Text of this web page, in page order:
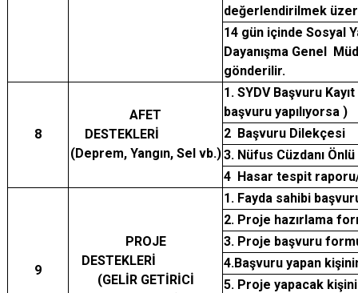
değerlendirilmek
14 gün içinde Sosyal
Dayanışma Genel
gönderilir.
8
AFET
DESTEKLERİ
(Deprem, Yangın, Sel vb.)
1. SYDV Başvuru
başvuru yapılıyorsa )
2 Başvuru Dilekçesi
3. Nüfus Cüzdanı
4 Hasar tespit
9
PROJE
DESTEKLERİ
(GELİR GETİRİCİ
1. Fayda sahibi
2. Proje hazırlama
3. Proje başvuru
4.Başvuru yapan
5. Proje yapacak